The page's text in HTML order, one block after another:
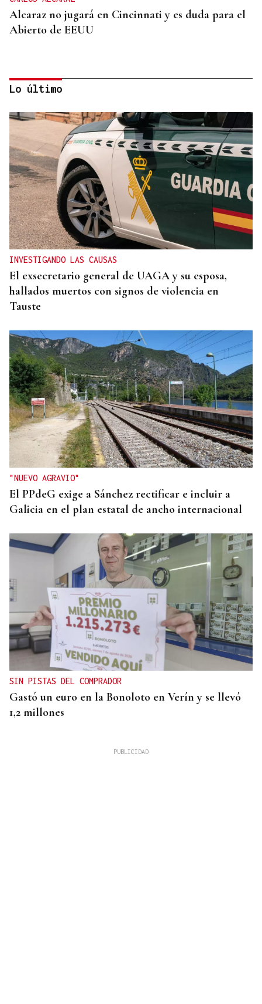
Alcaraz no jugará en Cincinnati y es duda para el
Abierto de EEUU
SUSTITUTO DEL OURENSANO
Vázquez Alvite, nuevo presidente del Comité
Técnico en Galicia
Lo último
INVESTIGANDO LAS CAUSAS
El exsecretario general de UAGA y su esposa,
hallados muertos con signos de violencia en
Tauste
"NUEVO AGRAVIO"
El PPdeG exige a Sánchez rectificar e incluir a
Galicia en el plan estatal de ancho internacional
SIN PISTAS DEL COMPRADOR
Gastó un euro en la Bonoloto en Verín y se llevó
1,2 millones